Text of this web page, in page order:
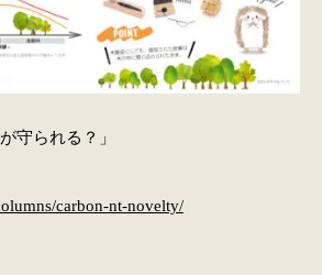
守られる？」
carbon-nt-novelty/